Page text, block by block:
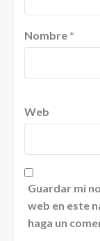
Nombre *
Web
Guardar mi
web en este
haga un